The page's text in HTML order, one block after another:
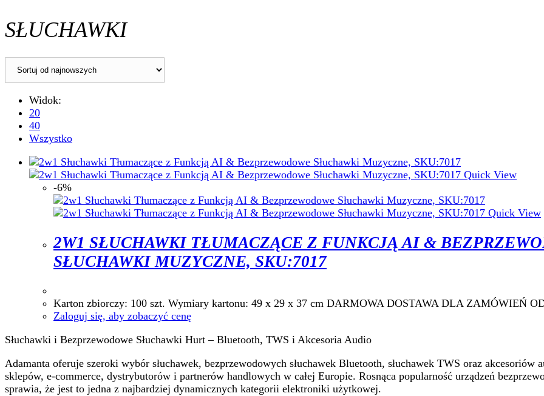
SŁUCHAWKI
Widok:
20
40
Wszystko
Quick View
-6%
Quick View
2W1 SŁUCHAWKI TŁUMACZĄCE Z FUNKCJĄ AI &
SŁUCHAWKI MUZYCZNE, SKU:7017
Karton zbiorczy: 100 szt. Wymiary kartonu: 49 x 29 x 37 cm DARMOWA DOSTAWA DLA ZAMÓWIEŃ
Zaloguj się, aby zobaczyć cenę
Słuchawki i Bezprzewodowe Słuchawki Hurt – Bluetooth, TWS i Akcesoria Audio
Adamanta oferuje szeroki wybór słuchawek, bezprzewodowych słuchawek Bluetooth, słuchawek TWS oraz akcesoriów
sklepów, e-commerce, dystrybutorów i partnerów handlowych w całej Europie. Rosnąca popularność urządzeń
sprawia, że jest to jedna z najbardziej dynamicznych kategorii elektroniki użytkowej.